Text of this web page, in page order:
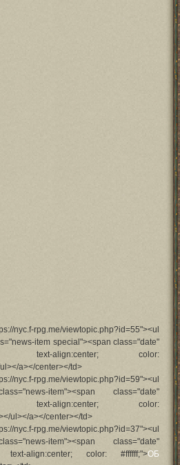
nyc.f-rpg.me/viewtopic.php?id=55"><ul
item special"><span class="date"
text-align:center; color:
a></center></td>
nyc.f-rpg.me/viewtopic.php?id=59"><ul
item"><span class="date"
text-align:center; color:
ul></a></center></td>
nyc.f-rpg.me/viewtopic.php?id=37"><ul
item"><span class="date"
text-align:center; color: #ffffff;">ОБ